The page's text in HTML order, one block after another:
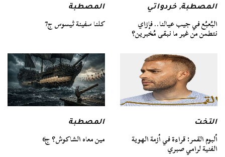
المصطبة,خردواتي
البُعبُع في جيب عيالنا.. فإزاي
نتطمن من غير ما نبقى مُخبرين؟
المصطبة
كلنا سفينة ثيسوس ج7
التخت
ألبوم القمر: قراءة في أزمة الهوية
الفنية لرامي صبري
المصطبة
مين معاه الشاكوش؟ ج6